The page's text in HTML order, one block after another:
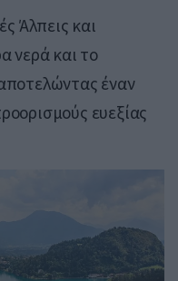
Άλπεις και
νερά και το
έναν
ευεξίας